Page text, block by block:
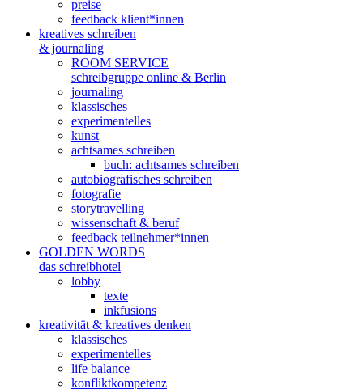
preise
feedback klient*innen
kreatives schreiben
& journaling
ROOM SERVICE
schreibgruppe online & Berlin
journaling
klassisches
experimentelles
kunst
achtsames schreiben
buch: achtsames schreiben
autobiografisches schreiben
fotografie
storytravelling
wissenschaft & beruf
feedback teilnehmer*innen
GOLDEN WORDS
das schreibhotel
lobby
texte
inkfusions
kreativität & kreatives denken
klassisches
experimentelles
life balance
konfliktkompetenz